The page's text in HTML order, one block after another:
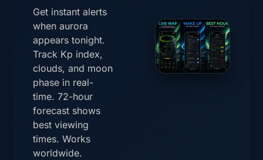
Get instant alerts
when aurora
appears tonight.
Track Kp index,
clouds, and moon
phase in real-
time. 72-hour
forecast shows
best viewing
times. Works
worldwide.